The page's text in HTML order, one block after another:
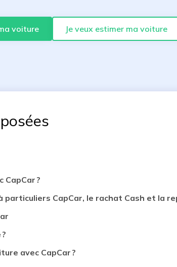
voiture Je veux estimer ma voiture
?
CapCar, le rachat Cash et la
avec CapCar ?